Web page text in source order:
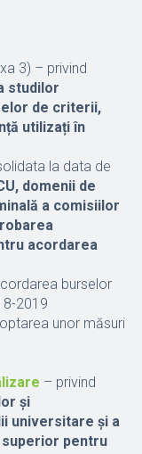
3) – privind
studilor
de criterii,
utilizați în
la data de
domenii de
a comisiilor
acordarea
burselor
2019
unor măsuri
– privind
și
universitare și a
pentru